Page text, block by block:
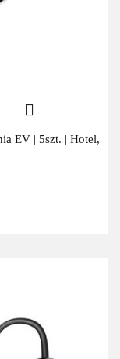
EV | 5szt. | Hotel,